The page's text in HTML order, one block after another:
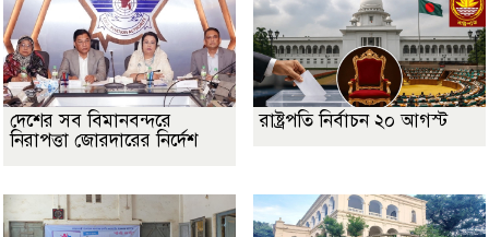
দেশের সব বিমানবন্দরে
নিরাপত্তা জোরদারের নির্দেশ
রাষ্ট্রপতি নির্বাচন ২০ আগস্ট